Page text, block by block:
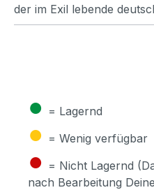
der im Exil lebende
● = Lagernd
● = Wenig verfügbar
● = Nicht Lagernd
nach Bearbeitung